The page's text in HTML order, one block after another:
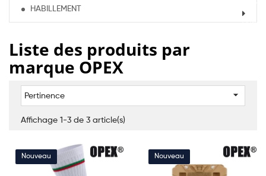
HABILLEMENT
Liste des produits par
marque OPEX
Pertinence 
Affichage 1-3 de 3 article(s)